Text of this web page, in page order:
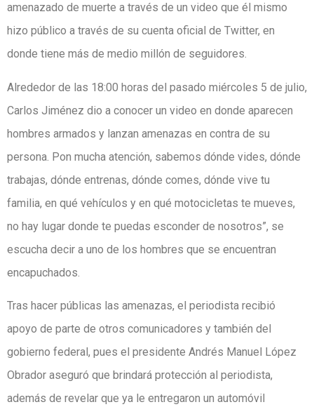
amenazado de muerte a través de un video que él mismo
hizo público a través de su cuenta oficial de Twitter, en
donde tiene más de medio millón de seguidores.
Alrededor de las 18:00 horas del pasado miércoles 5 de julio,
Carlos Jiménez dio a conocer un video en donde aparecen
hombres armados y lanzan amenazas en contra de su
persona. Pon mucha atención, sabemos dónde vides, dónde
trabajas, dónde entrenas, dónde comes, dónde vive tu
familia, en qué vehículos y en qué motocicletas te mueves,
no hay lugar donde te puedas esconder de nosotros”, se
escucha decir a uno de los hombres que se encuentran
encapuchados.
Tras hacer públicas las amenazas, el periodista recibió
apoyo de parte de otros comunicadores y también del
gobierno federal, pues el presidente Andrés Manuel López
Obrador aseguró que brindará protección al periodista,
además de revelar que ya le entregaron un automóvil